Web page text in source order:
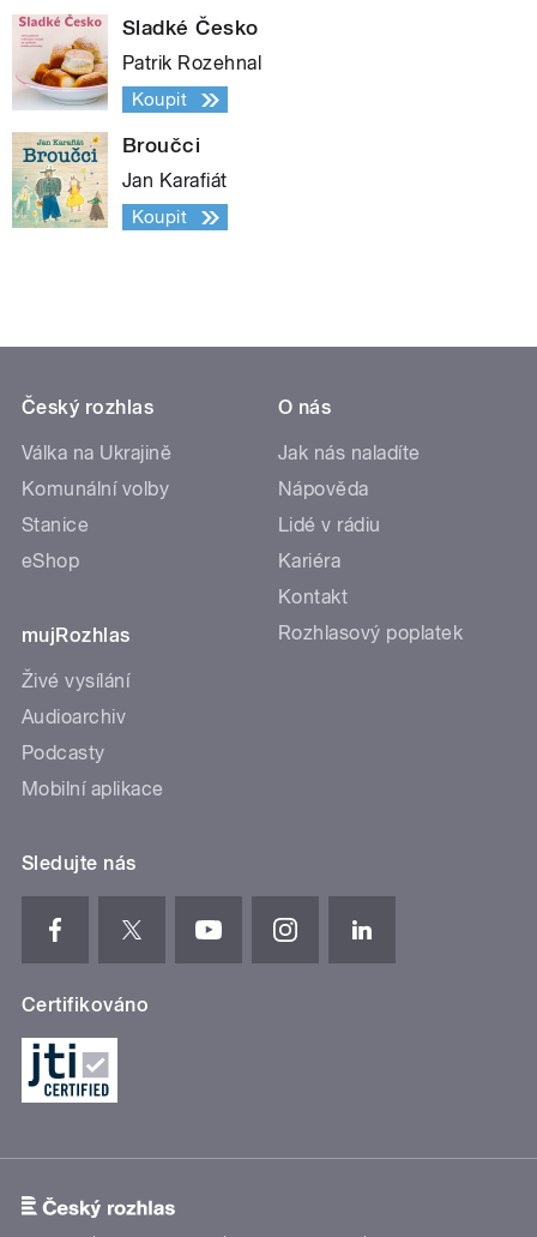
Sladké Česko
Patrik Rozehnal
Koupit
Broučci
Jan Karafiát
Koupit
Český rozhlas
Válka na Ukrajině
Komunální volby
Stanice
eShop
mujRozhlas
Živé vysílání
Audioarchiv
Podcasty
Mobilní aplikace
O nás
Jak nás naladíte
Nápověda
Lidé v rádiu
Kariéra
Kontakt
Rozhlasový poplatek
Sledujte nás
Certifikováno